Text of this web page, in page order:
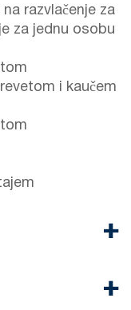
razvlačenje za
za jednu osobu
i kaučem